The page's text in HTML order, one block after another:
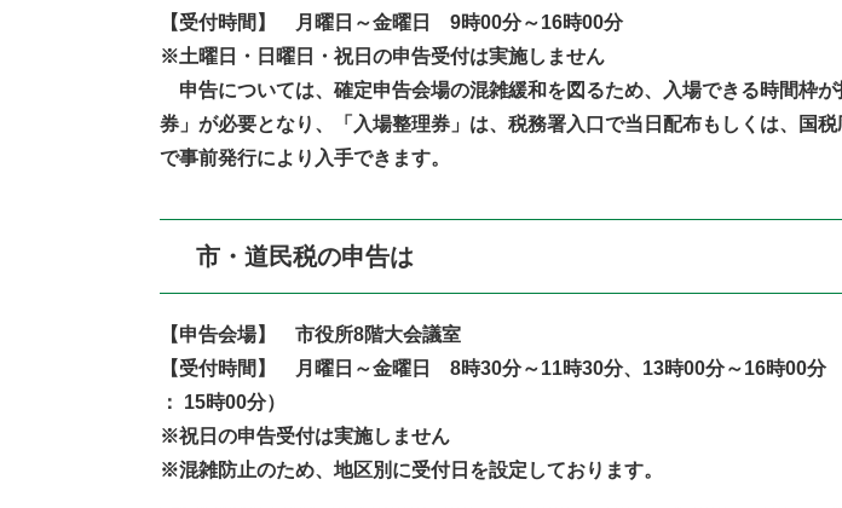
【受付時間】 月曜日～金曜日 9時00分～16時00分
※土曜日・日曜日・祝日の申告受付は実施しません
申告については、確定申告会場の混雑緩和を図るため、入場できる時間枠が
券」が必要となり、「入場整理券」は、税務署入口で当日配布もしくは、国
で事前発行により入手できます。
市・道民税の申告は
【申告会場】 市役所8階大会議室
【受付時間】 月曜日～金曜日 8時30分～11時30分、13時00分～16時00分
： 15時00分）
※祝日の申告受付は実施しません
※混雑防止のため、地区別に受付日を設定しております。